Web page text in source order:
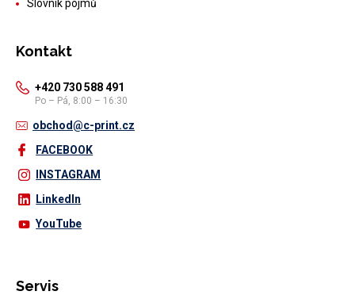
Slovník pojmů
Kontakt
+420 730 588 491
Po – Pá, 8:00 – 16:30
obchod@c-print.cz
FACEBOOK
INSTAGRAM
LinkedIn
YouTube
Servis